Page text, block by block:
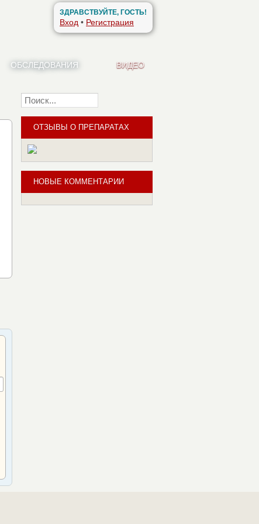
ЗДРАВСТВУЙТЕ, ГОСТЬ!
Вход • Регистрация
ОБСЛЕДОВАНИЯ ВИДЕО
ОТЗЫВЫ О ПРЕПАРАТАХ
НОВЫЕ КОММЕНТАРИИ